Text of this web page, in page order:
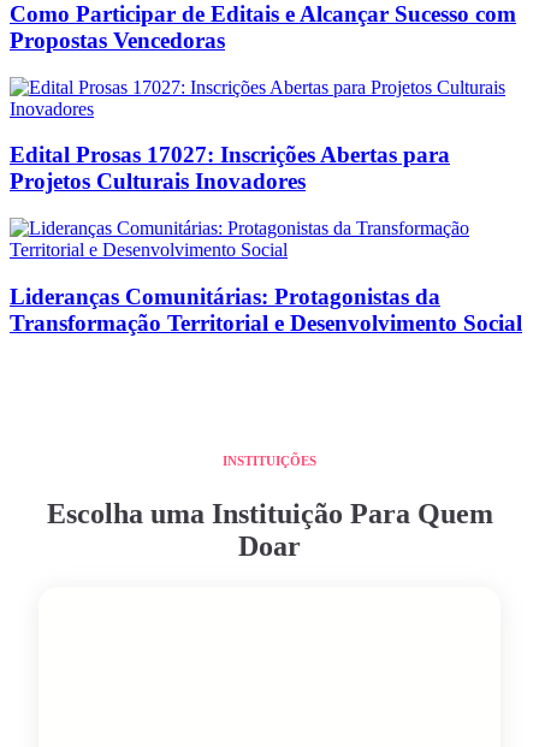
Como Participar de Editais e Alcançar Sucesso com
Propostas Vencedoras
Edital Prosas 17027: Inscrições Abertas para
Projetos Culturais Inovadores
Lideranças Comunitárias: Protagonistas da
Transformação Territorial e Desenvolvimento Social
INSTITUIÇÕES
Escolha uma Instituição Para Quem
Doar